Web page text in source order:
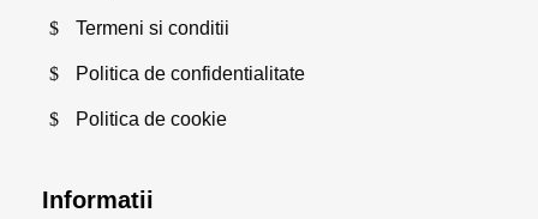
Termeni si conditii
Politica de confidentialitate
Politica de cookie
Informatii